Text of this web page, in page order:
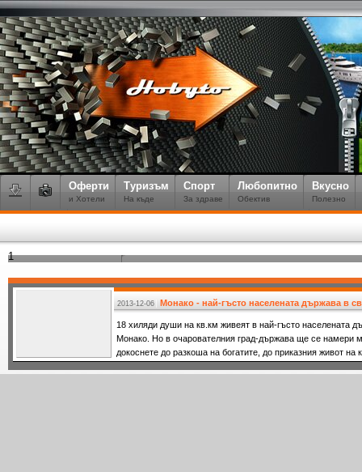
Оферти
и Хотели
Туризъм
На къде
Спорт
За здраве
Любопитно
Обектив
Вкусно
Полезно
1
2013-12-06 Монако - най-гъсто населената държава в
18 хиляди души на кв.км живеят в най-гъсто населената
Монако. Но в очарователния град-държава ще се намери
докоснете до разкоша на богатите, до приказния живот на